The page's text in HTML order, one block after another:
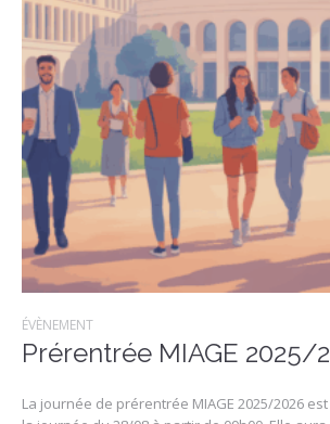
ÉVÈNEMENT
Prérentrée MIAGE 2025/
La journée de prérentrée MIAGE 2025/2026